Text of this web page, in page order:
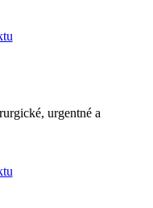
urgentné a